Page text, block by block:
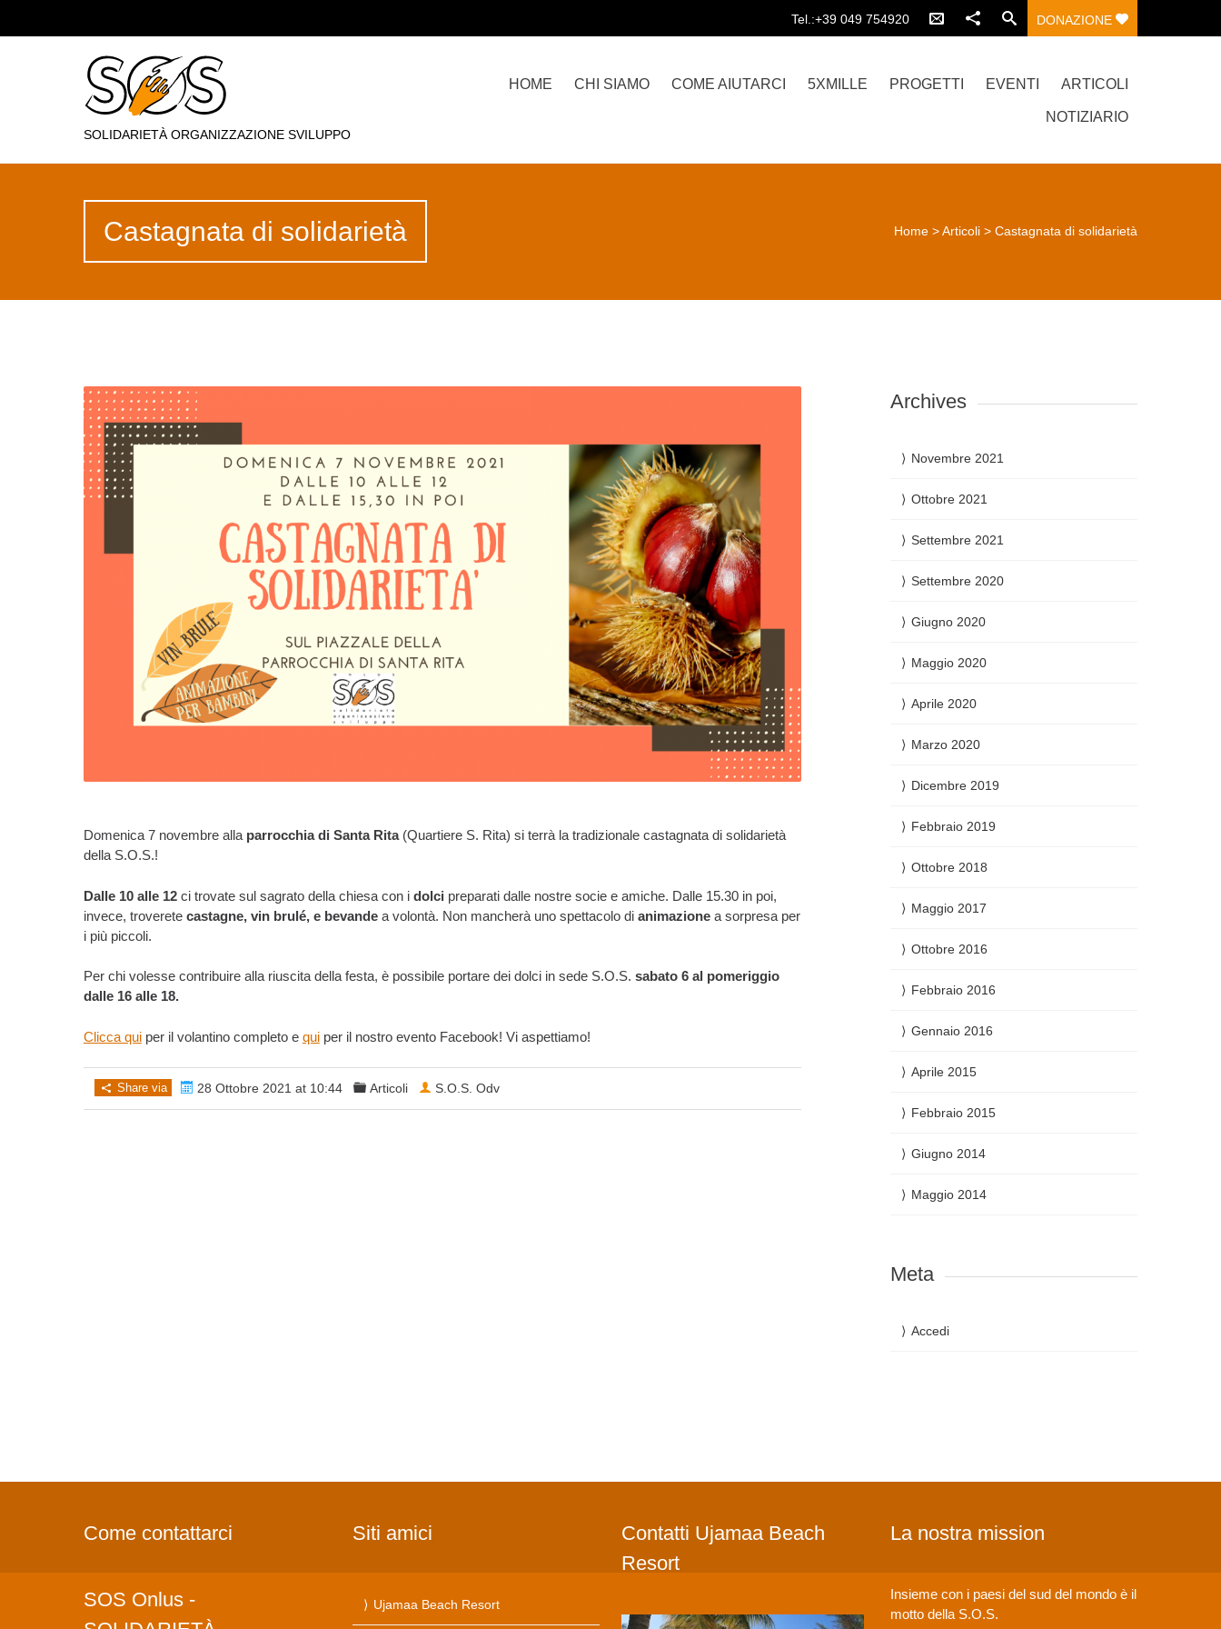
Tel.:+39 049 754920 DONAZIONE
SOLIDARIETÀ ORGANIZZAZIONE SVILUPPO
HOME CHI SIAMO COME AIUTARCI 5XMILLE PROGETTI EVENTI ARTICOLI
NOTIZIARIO
Castagnata di solidarietà Home >Articoli >Castagnata di solidarietà
Domenica 7 novembre alla parrocchia di Santa Rita(Quartiere S. Rita) si terrà la tradizionale castagnata di solidarietà
della S.O.S.!
Dalle 10 alle 12ci trovate sul sagrato della chiesa con i dolci preparati dalle nostre socie e amiche. Dalle 15.30 in poi,
invece, troverete castagne, vin brulé, e bevandea volontà. Non mancherà uno spettacolo di animazionea sorpresa per
i più piccoli.
Per chi volesse contribuire alla riuscita della festa, è possibile portare dei dolci in sede S.O.S. sabato 6 al pomeriggio
dalle 16 alle 18.
Clicca quiper il volantino completo e quiper il nostro evento Facebook! Vi aspettiamo!
Share via 28 Ottobre 2021 at 10:44 Articoli S.O.S. Odv
Archives
Novembre 2021
Ottobre 2021
Settembre 2021
Settembre 2020
Giugno 2020
Maggio 2020
Aprile 2020
Marzo 2020
Dicembre 2019
Febbraio 2019
Ottobre 2018
Maggio 2017
Ottobre 2016
Febbraio 2016
Gennaio 2016
Aprile 2015
Febbraio 2015
Giugno 2014
Maggio 2014
Meta
Accedi
Come contattarci
SOS Onlus -
Siti amici
Ujamaa Beach Resort
Contatti Ujamaa Beach
Resort
La nostra mission
Insieme con i paesi del sud del mondo è il
motto della S.O.S.